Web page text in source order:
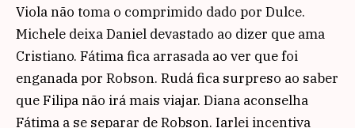
Viola não toma o comprimido dado por Dulce.
Michele deixa Daniel devastado ao dizer que ama
Cristiano. Fátima fica arrasada ao ver que foi
enganada por Robson. Rudá fica surpreso ao saber
que Filipa não irá mais viajar. Diana aconselha
Fátima a se separar de Robson. Iarlei incentiva